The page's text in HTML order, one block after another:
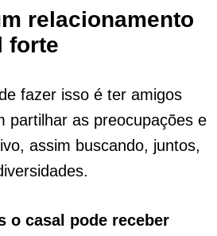
relacionamento
forte
fazer isso é ter amigos
partilhar as preocupações e
assim buscando, juntos,
o casal pode receber